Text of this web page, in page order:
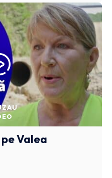
pe Valea